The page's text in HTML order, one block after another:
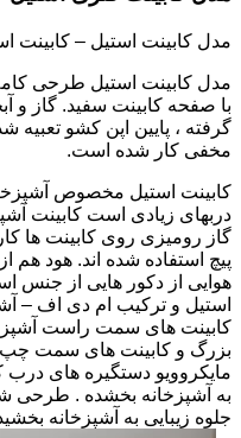
مدل کابینت استیل – کابینت
مدل کابینت استیل طرحی
با صفحه کابینت سفید. گاز و
گرفته ، پایین اپن کشو تعبیه
مخفی کار شده است.
کابینت استیل مخصوص
دربهای زیادی است کابینت
گاز رومیزی روی کابینت ها
پیچ استفاده شده اند. هود هم
هوایی از دکور هایی از جنس
استیل و ترکیب ام دی اف –
کابینت های سمت راست
مایکروویو دستگیره های
به آشپزخانه بخشده . طرحی
جلوه زیبایی به آشپزخانه